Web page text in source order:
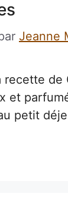
Jeanne
recette de
et
petit